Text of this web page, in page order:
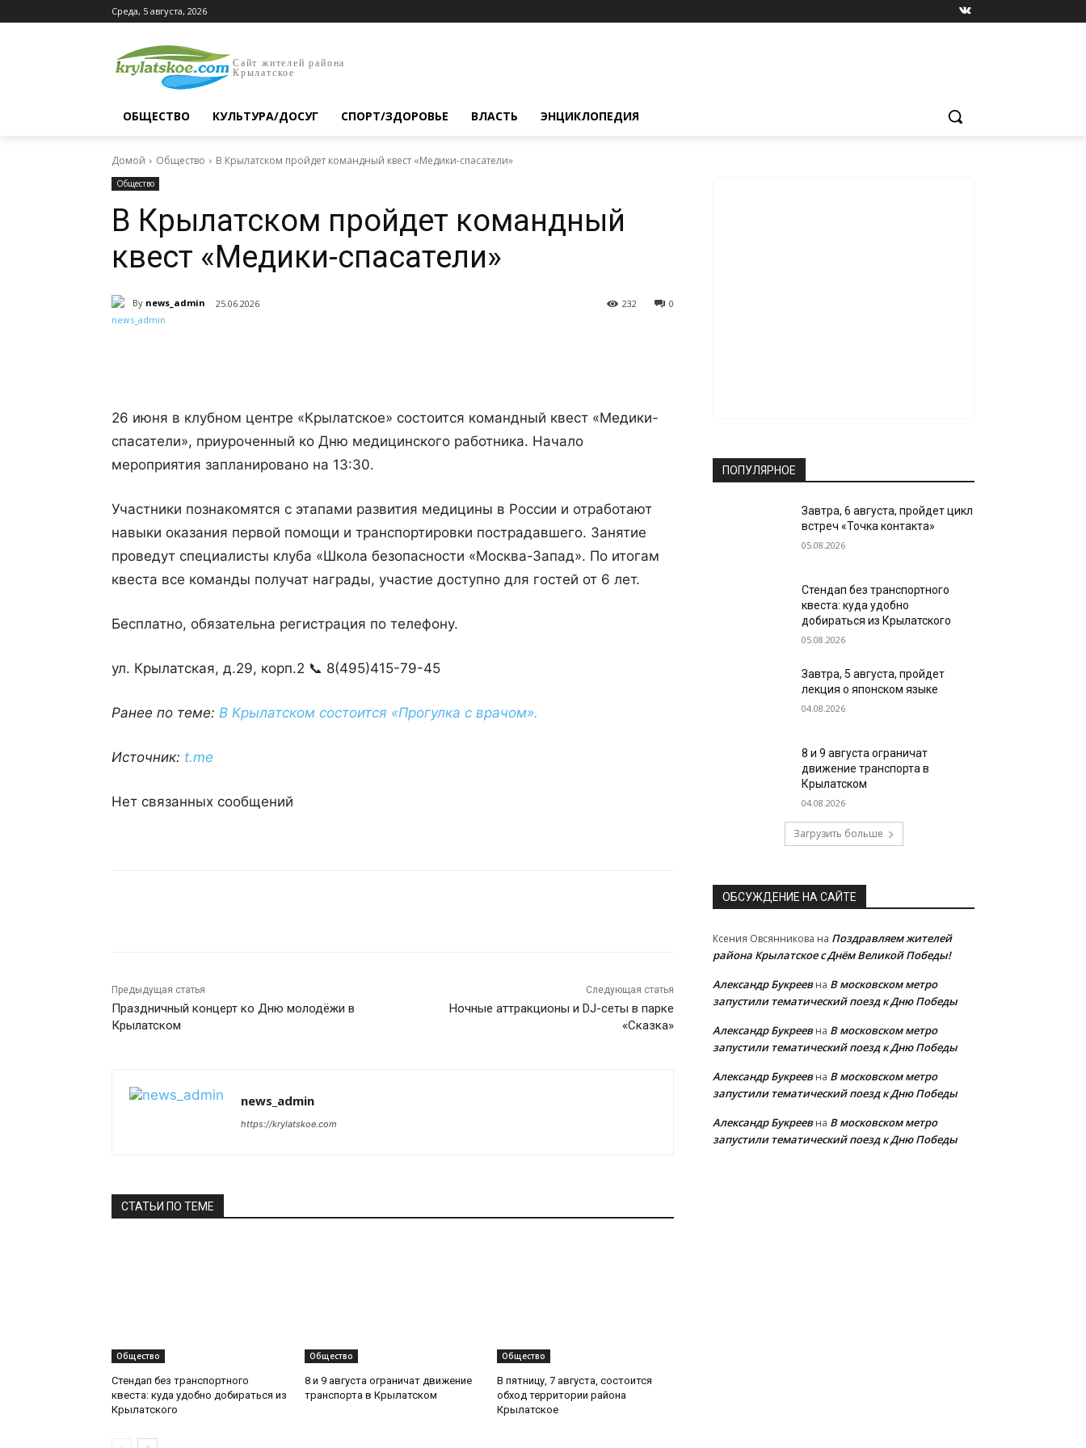
Среда, 5 августа, 2026
Сайт жителей района
Крылатское
ОБЩЕСТВО КУЛЬТУРА/ДОСУГ СПОРТ/ЗДОРОВЬЕ ВЛАСТЬ ЭНЦИКЛОПЕДИЯ
Домой Общество В Крылатском пройдет командный квест «Медики-спасатели»
Общество
В Крылатском пройдет командный
квест «Медики-спасатели»
By news_admin 25.06.2026 0
232
26 июня в клубном центре «Крылатское» состоится командный квест «Медики-
спасатели», приуроченный ко Дню медицинского работника. Начало
мероприятия запланировано на 13:30.
Участники познакомятся с этапами развития медицины в России и отработают
навыки оказания первой помощи и транспортировки пострадавшего. Занятие
проведут специалисты клуба «Школа безопасности «Москва-Запад». По итогам
квеста все команды получат награды, участие доступно для гостей от 6 лет.
Бесплатно, обязательна регистрация по телефону.
ул. Крылатская, д.29, корп.2 📞 8(495)415-79-45
Ранее по теме: В Крылатском состоится «Прогулка с врачом».
Источник: t.me
Нет связанных сообщений
Предыдущая статья
Праздничный концерт ко Дню молодёжи в
Крылатском
Следующая статья
Ночные аттракционы и DJ-сеты в парке
«Сказка»
news_admin
https://krylatskoe.com
СТАТЬИ ПО ТЕМЕ
Общество
Стендап без транспортного
квеста: куда удобно добираться из
Крылатского
Общество
8 и 9 августа ограничат движение
транспорта в Крылатском
Общество
В пятницу, 7 августа, состоится
обход территории района
Крылатское
ПОПУЛЯРНОЕ
Завтра, 6 августа, пройдет цикл
встреч «Точка контакта»
05.08.2026
Стендап без транспортного
квеста: куда удобно
добираться из Крылатского
05.08.2026
Завтра, 5 августа, пройдет
лекция о японском языке
04.08.2026
8 и 9 августа ограничат
движение транспорта в
Крылатском
04.08.2026
Загрузить больше
ОБСУЖДЕНИЕ НА САЙТЕ
Ксения Овсянникова на Поздравляем жителей
района Крылатское с Днём Великой Победы!
Александр Букреевна В московском метро
запустили тематический поезд к Дню Победы
Александр Букреевна В московском метро
запустили тематический поезд к Дню Победы
Александр Букреевна В московском метро
запустили тематический поезд к Дню Победы
Александр Букреевна В московском метро
запустили тематический поезд к Дню Победы